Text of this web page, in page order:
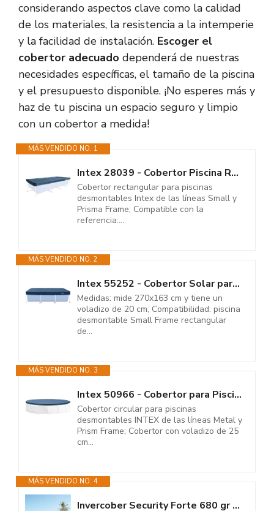
considerando aspectos clave como la calidad
de los materiales, la resistencia a la intemperie
y la facilidad de instalación. Escoger el
cobertor adecuado dependerá de nuestras
necesidades específicas, el tamaño de la piscina
y el presupuesto disponible. ¡No esperes más y
haz de tu piscina un espacio seguro y limpio
con un cobertor a medida!
MÁS VENDIDO NO. 1
Intex 28039 - Cobertor Piscina Rectangular Prisma/Small Frame 450 x 220 cm,...
Cobertor rectangular para piscinas
desmontables Intex de las líneas Small y
Prisma Frame; Compatible con la
referencia:...
MÁS VENDIDO NO. 2
Intex 55252 - Cobertor Solar para Piscina Desmontable Rectangular...
Medidas: mide 270x163 cm y tiene un
voladizo de 20 cm; Compatibilidad: piscina
desmontable Small Frame rectangular
de...
MÁS VENDIDO NO. 3
Intex 50966 - Cobertor para Piscinas Desmontables Metal y Prism Frame 305...
Cobertor circular para piscinas
desmontables INTEX de las líneas Metal y
Prism Frame; Cobertor con voladizo de 25
cm...
MÁS VENDIDO NO. 4
Invercober Security Forte 680 gr Cobertor Invierno Funda para Piscina: 3.00...